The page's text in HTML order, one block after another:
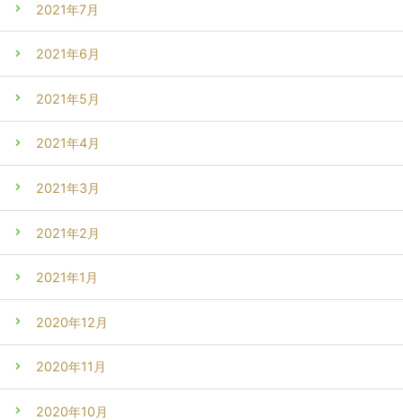
2021年7月
2021年6月
2021年5月
2021年4月
2021年3月
2021年2月
2021年1月
2020年12月
2020年11月
2020年10月